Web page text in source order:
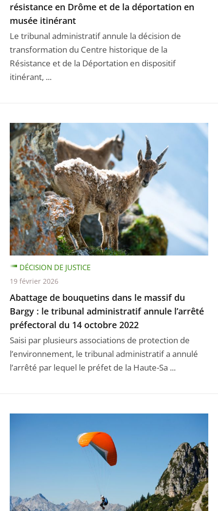
résistance en Drôme et de la déportation en
musée itinérant
Le tribunal administratif annule la décision de
transformation du Centre historique de la
Résistance et de la Déportation en dispositif
itinérant, ...
Abattage de bouquetins dans le massif du
Bargy : le tribunal administratif annule l’arrêté
préfectoral du 14 octobre 2022
Saisi par plusieurs associations de protection de
l’environnement, le tribunal administratif a annulé
l’arrêté par lequel le préfet de la Haute-Sa ...
DÉCISION DE JUSTICE
19 février 2026